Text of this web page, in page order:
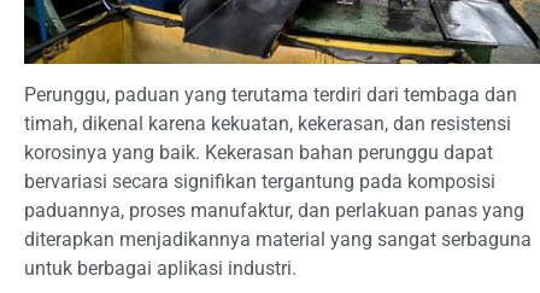
Perunggu, paduan yang terutama terdiri dari tembaga dan
timah, dikenal karena kekuatan, kekerasan, dan resistensi
korosinya yang baik. Kekerasan bahan perunggu dapat
bervariasi secara signifikan tergantung pada komposisi
paduannya, proses manufaktur, dan perlakuan panas yang
diterapkan menjadikannya material yang sangat serbaguna
untuk berbagai aplikasi industri.